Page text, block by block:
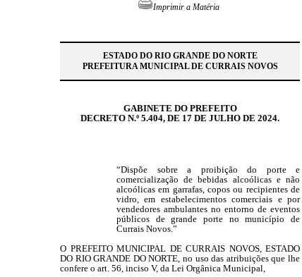
Imprimir a Matéria
ESTADO DO RIO GRANDE DO NORTE
PREFEITURA MUNICIPAL DE CURRAIS NOVOS
GABINETE DO PREFEITO
DECRETO N.º 5.404, DE 17 DE JULHO DE 2024.
“Dispõe sobre a proibição do porte e
comercialização de bebidas alcoólicas e não
alcoólicas em garrafas, copos ou recipientes de
vidro, em estabelecimentos comerciais e por
vendedores ambulantes no entorno de eventos
públicos de grande porte no município de
Currais Novos.”
O PREFEITO MUNICIPAL DE CURRAIS NOVOS, ESTADO
DO RIO GRANDE DO NORTE, no uso das atribuições que lhe
confere o art. 56, inciso V, da Lei Orgânica Municipal,